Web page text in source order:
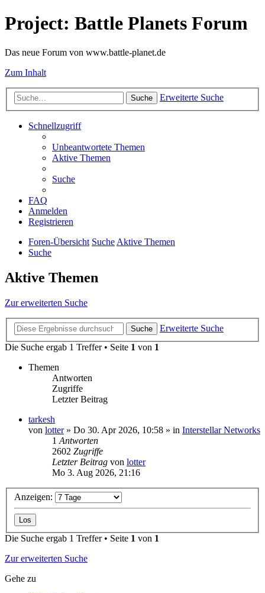
Project: Battle Planets Forum
Das neue Forum von www.battle-planet.de
Zum Inhalt
Suche Erweiterte Suche
Schnellzugriff
Unbeantwortete Themen
Aktive Themen
Suche
FAQ
Anmelden
Registrieren
Foren-Übersicht SucheAktive Themen
Suche
Aktive Themen
Zur erweiterten Suche
Suche
Erweiterte Suche
Die Suche ergab 1 Treffer • Seite 1 von 1
Themen
Antworten
Zugriffe
Letzter Beitrag
tarkesh
von lotter» Do 30. Apr 2026, 10:58 » in Interstellar Networks
1 Antworten
2602 Zugriffe
Letzter Beitrag von lotter
Mo 3. Aug 2026, 21:16
Anzeigen:
Die Suche ergab 1 Treffer • Seite 1 von 1
Zur erweiterten Suche
Gehe zu